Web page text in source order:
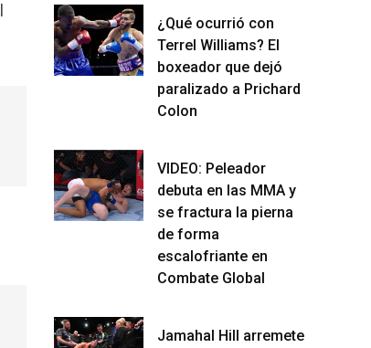
¿Qué ocurrió con
Terrel Williams? El
boxeador que dejó
paralizado a Prichard
Colon
VIDEO: Peleador
debuta en las MMA y
se fractura la pierna
de forma
escalofriante en
Combate Global
Jamahal Hill arremete